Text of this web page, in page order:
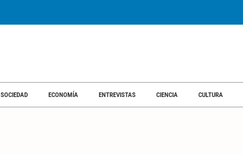
SOCIEDAD ECONOMÍA ENTREVISTAS CIENCIA CULTURA